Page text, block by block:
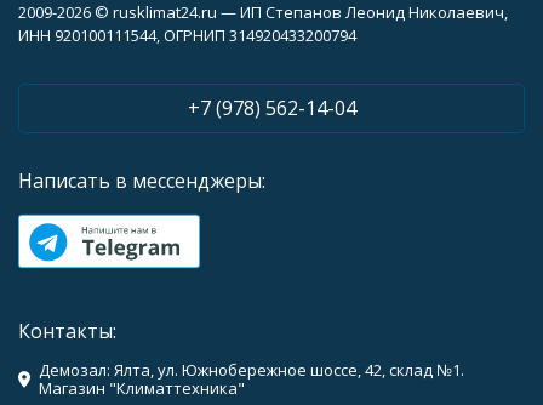
2009-2026 © rusklimat24.ru — ИП Степанов Леонид Николаевич,
ИНН 920100111544, ОГРНИП 314920433200794
+7 (978) 562-14-04
Написать в мессенджеры:
Контакты:
Демозал: Ялта, ул. Южнобережное шоссе, 42, склад №1.
Магазин "Климаттехника"